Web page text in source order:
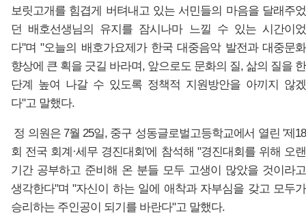
보릿고개를 힘겹게 버텨내고 있는 서민들의 마음을 달래주었
던 배호선생님의 유지를 잠시나마 느낄 수 있는 시간이었
다"며 "오늘의 배호가요제가 한국 대중음악 발전과 대중문화
향상에 큰 획을 긋길 바라며, 앞으로도 문화의 질, 삶의 질을 한
단계 높여 나갈 수 있도록 정책적 지원방안을 아끼지 않겠
다"고 말했다.
정 의원은 7월 25일, 중구 성동글로벌고등학교에서 열린 '제18
회 전국 회계·세무 경진대회'에 참석해 "경진대회를 위해 오랜
기간 공부하고 준비해 온 분들 모두 고생이 많았을 것이라고
생각한다"며 "자신이 하는 일에 애착과 자부심을 갖고 모두가
승리하는 주인공이 되기를 바란다"고 말했다.